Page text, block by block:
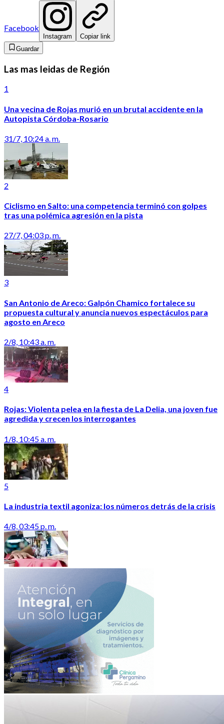
Facebook
Instagram
Copiar link
Guardar
Las mas leidas de Región
1
Una vecina de Rojas murió en un brutal accidente en la
Autopista Córdoba-Rosario
31/7, 10:24 a. m.
2
Ciclismo en Salto: una competencia terminó con golpes
tras una polémica agresión en la pista
27/7, 04:03 p. m.
3
San Antonio de Areco: Galpón Chamico fortalece su
propuesta cultural y anuncia nuevos espectáculos para
agosto en Areco
2/8, 10:43 a. m.
4
Rojas: Violenta pelea en la fiesta de La Delia, una joven fue
agredida y crecen los interrogantes
1/8, 10:45 a. m.
5
La industria textil agoniza: los números detrás de la crisis
4/8, 03:45 p. m.